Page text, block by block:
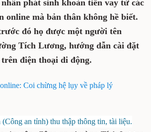
phát sinh khoản tiền vay từ các
online mà bản thân không hề biết.
đó họ được một người tên
Tích Lương, hướng dẫn cài đặt
điện thoại di động.
Coi chừng hệ lụy về pháp lý
(Công an tỉnh) thu thập thông tin, tài liệu.